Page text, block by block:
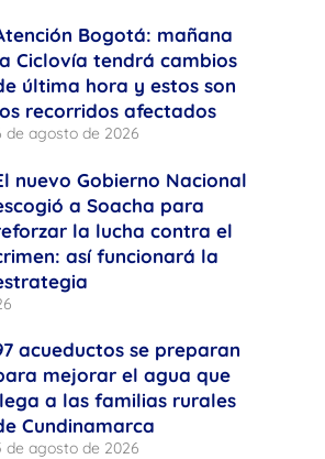
Bogotá: mañana
Ciclovía tendrá cambios
última hora y estos son
recorridos afectados
de agosto de 2026
nuevo Gobierno Nacional
a Soacha para
la lucha contra el
así funcionará la
acueductos se preparan
mejorar el agua que
a las familias rurales
Cundinamarca
de agosto de 2026